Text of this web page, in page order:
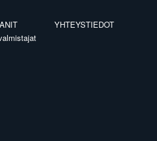
YHTEYSTIEDOT